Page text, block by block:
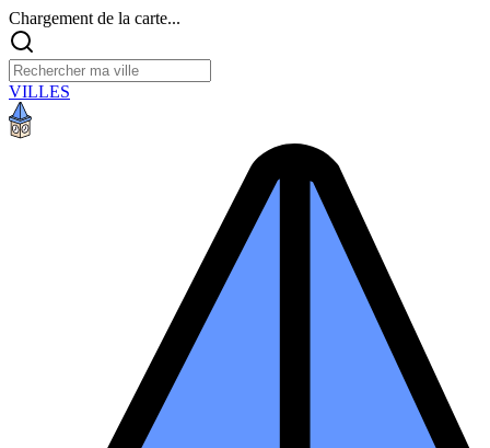
Chargement de la carte...
VILLES